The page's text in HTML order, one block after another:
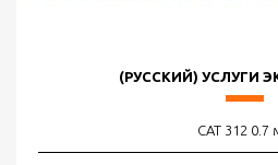
(РУССКИЙ) УСЛУГИ
CAT 312 0.7